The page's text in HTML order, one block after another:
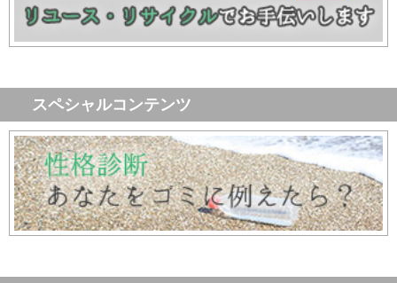
スペシャルコンテンツ